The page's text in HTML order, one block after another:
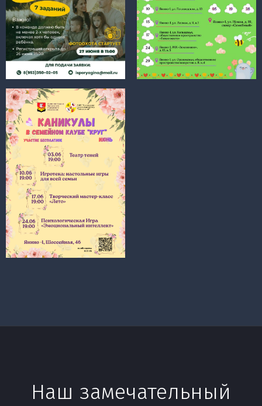
Наш замечательный